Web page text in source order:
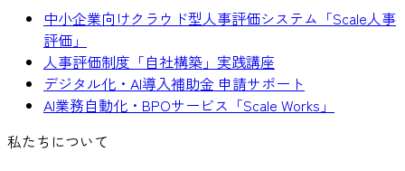
中小企業向けクラウド型人事評価システム「Scale人事
評価」
人事評価制度「自社構築」実践講座
デジタル化・AI導入補助金 申請サポート
AI業務自動化・BPOサービス「Scale Works」
私たちについて